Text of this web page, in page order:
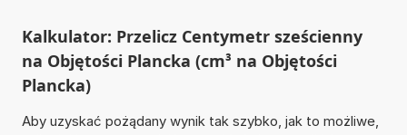
Kalkulator: Przelicz Centymetr sześcienny
na Objętości Plancka (cm³ na Objętości
Plancka)
Aby uzyskać pożądany wynik tak szybko, jak to możliwe,